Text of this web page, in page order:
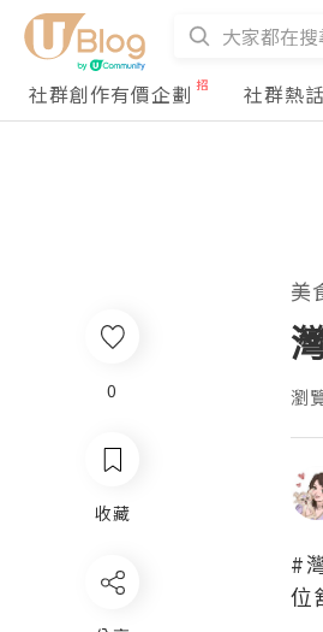
社群創作有價企劃 社群熱話
美
瀏
#
位
0
收藏